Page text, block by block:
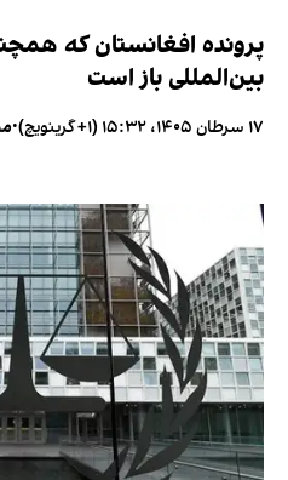
پرونده افغانستان که
بین‌المللی باز است
۱۷ سرطان ۱۴۰۵، ۱۵:۳۲ (‎+۱ گرینویچ) •